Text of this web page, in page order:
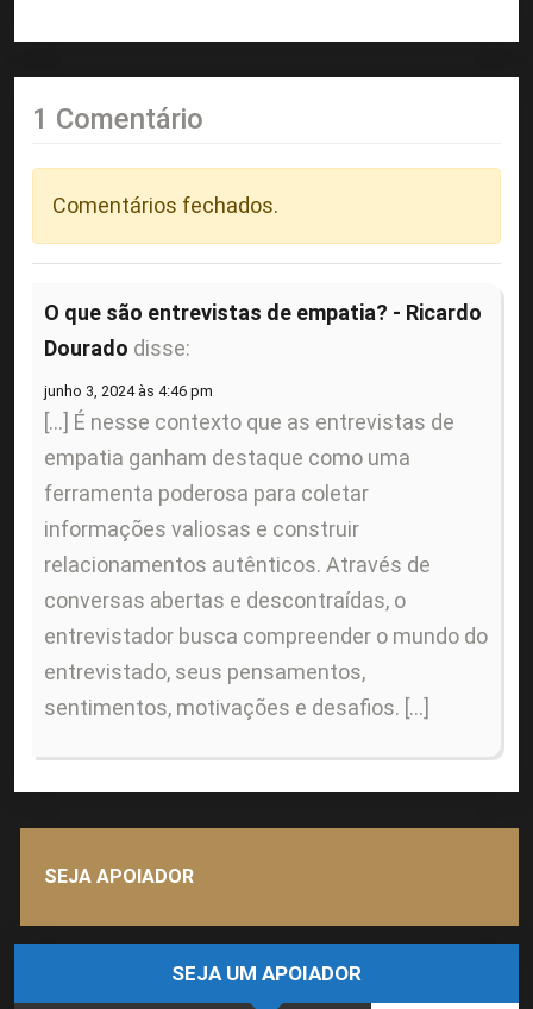
1 Comentário
Comentários fechados.
O que são entrevistas de empatia? - Ricardo
Dourado disse:
junho 3, 2024 às 4:46 pm
[…] É nesse contexto que as entrevistas de
empatia ganham destaque como uma
ferramenta poderosa para coletar
informações valiosas e construir
relacionamentos autênticos. Através de
conversas abertas e descontraídas, o
entrevistador busca compreender o mundo do
entrevistado, seus pensamentos,
sentimentos, motivações e desafios. […]
SEJA APOIADOR
SEJA UM APOIADOR